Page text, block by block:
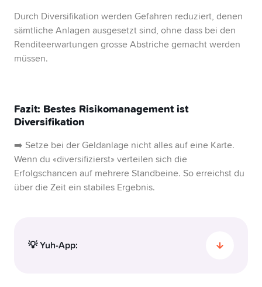
Durch Diversifikation werden Gefahren reduziert, denen
sämtliche Anlagen ausgesetzt sind, ohne dass bei den
Renditeerwartungen grosse Abstriche gemacht werden
müssen.
Fazit: Bestes Risikomanagement ist
Diversifikation
➡️ Setze bei der Geldanlage nicht alles auf eine Karte.
Wenn du «diversifizierst» verteilen sich die
Erfolgschancen auf mehrere Standbeine. So erreichst du
über die Zeit ein stabiles Ergebnis.
💡 Yuh-App: